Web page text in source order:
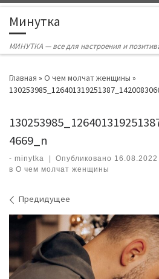
Skip to content
Минутка
МИНУТКА — все для настроения и
Главная » О чем молчат женщины »
4669_n
- minytka Опубликовано 16.08.2022
в О чем молчат женщины
Навигация по изображениям
Предидущее